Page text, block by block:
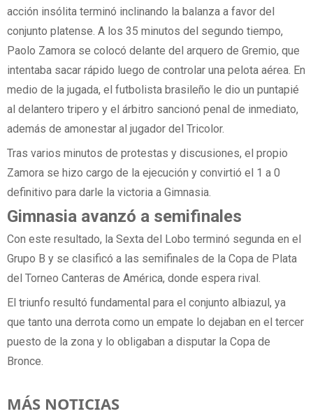
acción insólita terminó inclinando la balanza a favor del
conjunto platense. A los 35 minutos del segundo tiempo,
Paolo Zamora se colocó delante del arquero de Gremio, que
intentaba sacar rápido luego de controlar una pelota aérea. En
medio de la jugada, el futbolista brasileño le dio un puntapié
al delantero tripero y el árbitro sancionó penal de inmediato,
además de amonestar al jugador del Tricolor.
Tras varios minutos de protestas y discusiones, el propio
Zamora se hizo cargo de la ejecución y convirtió el 1 a 0
definitivo para darle la victoria a Gimnasia.
Gimnasia avanzó a semifinales
Con este resultado, la Sexta del Lobo terminó segunda en el
Grupo B y se clasificó a las semifinales de la Copa de Plata
del Torneo Canteras de América, donde espera rival.
El triunfo resultó fundamental para el conjunto albiazul, ya
que tanto una derrota como un empate lo dejaban en el tercer
puesto de la zona y lo obligaban a disputar la Copa de
Bronce.
MÁS NOTICIAS